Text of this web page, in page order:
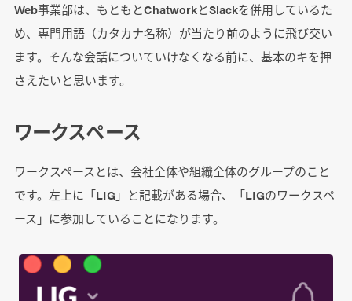
Web事業部は、もともとChatworkとSlackを併用しているた
め、専門用語（カタカナ名称）が当たり前のように飛び交い
ます。そんな会話についていけなくなる前に、基本のキを押
さえたいと思います。
ワークスペース
ワークスペースとは、会社全体や組織全体のグループのこと
です。 左上に「LIG」と記載がある場合、「LIGのワークスペ
ース」に参加していることになります。